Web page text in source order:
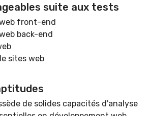
suite aux tests
front-end
back-end
sites web
de solides capacités d'analyse